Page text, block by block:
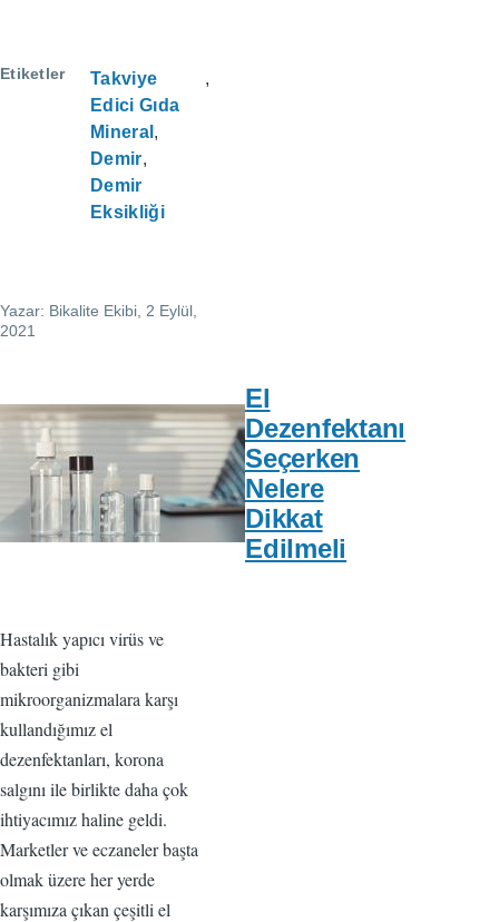
Etiketler
Takviye
Edici Gıda
Mineral
Demir
Demir
Eksikliği
Yazar: Bikalite Ekibi , 2 Eylül,
2021
El
Dezenfektanı
Seçerken
Nelere
Dikkat
Edilmeli
Hastalık yapıcı virüs ve
bakteri gibi
mikroorganizmalara karşı
kullandığımız el
dezenfektanları, korona
salgını ile birlikte daha çok
ihtiyacımız haline geldi.
Marketler ve eczaneler başta
olmak üzere her yerde
karşımıza çıkan çeşitli el